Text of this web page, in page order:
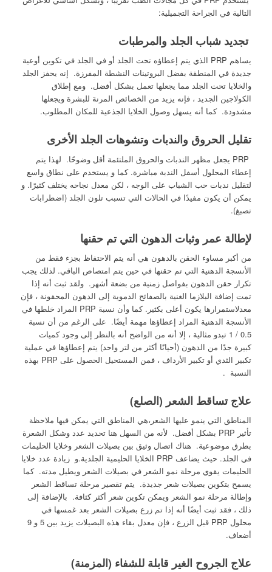
التالية في الجراحة التجميلية:
تجديد شباب الجلد والمرطبات
يساهم PRP الذي يتم إعطاؤه تحت الجلد أو في الجلد في تكوين أوعية
جديدة في المنطقة بفضل البروتينات النشطة المفرزة. إنه يحفز الجلد
والخلايا تحت الجلد مما يجعلها تعمل بشكل أفضل. ومع إطلاق
الكولاجين الجديد ، فإنه يزيد من الخصائص المرنة للبشرة ويجعلها
مشدودة. كما أنه يسهل وصول الخلايا الجذعية للمكان المطلوب.
تقليل الحروق والندبات وتشوهات الجلد الأخرى
PRP يجعل مظهر الندبات والحروق الملتئمة أقل وضوحًا. لهذا يتم
إعطاء المحلول أسفل الندبة مباشرة. كما و يستخدم على نطاق واسع
لتقليل ندبات حب الشباب على الوجه ، لكن معدل نجاحه يختلف كثيرًا. و
يمكن أن يكون مفيدًا في الحالات التي تسبب تلون الجلد (اضطرابات
تصبغ).
لإطالة عمر وثبات الدهون التي تم حقنها
من أكبر مساوء الحقن بالدهون هي أنه يتم الاحتفاظ بجزء فقط من
الأنسجة الدهنية التي تم حقنها في حين يتم امتصاص الباقي. لذلك يجب
تكرار حقن الدهون بفواصل زمنية من بضعة أشهر. ولقد ثبت أنه إذا
تمت إضافة البلازما الغنية بالصفائح الدموية إلى الدهون المحقونة ، فإن
معدلاستمرارها يكون أعلى بكثير. كما وأن نسبة PRP المراد خلطها في
الأنسجة الدهنية المراد إعطاؤها مهمة أيضًا. على الرغم من أن نسبة
0.5 / 1 تبدو مثالية ، إلا أنه من الواضح أنه بالنظر إلى وجود كميات
كبيرة جدًا من الدهون (أحيانًا أكثر من لتر واحد) يتم إعطاؤها في عملية
تكبير الثدي أو تكبير الأرداف ، فمن المستحيل الحصول على PRP بهذه
النسبة .
علاج تساقط الشعر (الصلع)
المناطق التي ينمو عليها الشعر،هي المناطق التي يمكن فيها ملاحظة
تأثير PRP بشكل أفضل. لأنه من السهل هنا تحديد عدد وشكل الشعرة
بطرق موضوعية. هناك اتصال وثيق بين بصيلات الشعر وخلايا الحليمات
في الجلد. حيث يضاعف PRP الخلايا الحليمية الجلدية.و زيادة عدد خلايا
الحليمات يقوي مرحلة نمو الشعر في بصيلات الشعر ويطيل مدته. كما
يسمح بتكوين بصيلات شعر جديدة. يتم تقصير مرحلة تساقط الشعر
وإطالة مرحلة نمو الشعر ويمكن تكوين شعر أكثر كثافة. بالإضافة إلى
ذلك ، فقد ثبت أيضًا أنه إذا تم زرع بصيلات الشعر بعد غمسها في
محلول PRP قبل الزرع ، فإن معدل بقاء هذه البصيلات يزيد بين 5 و 9
أضعاف.
علاج الجروح الغير قابلة للشفاء (المزمنة)